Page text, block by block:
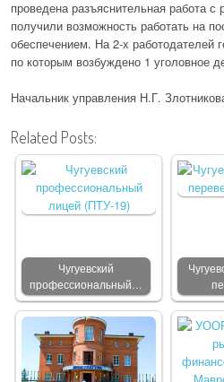
проведена разъяснительная работа
получили возможность работать на
обеспечением. На 2-х работодателей
по которым возбуждено 1 уголовное
Начальник управления Н.Г.
Related Posts:
Чугуевский
профессиональный…